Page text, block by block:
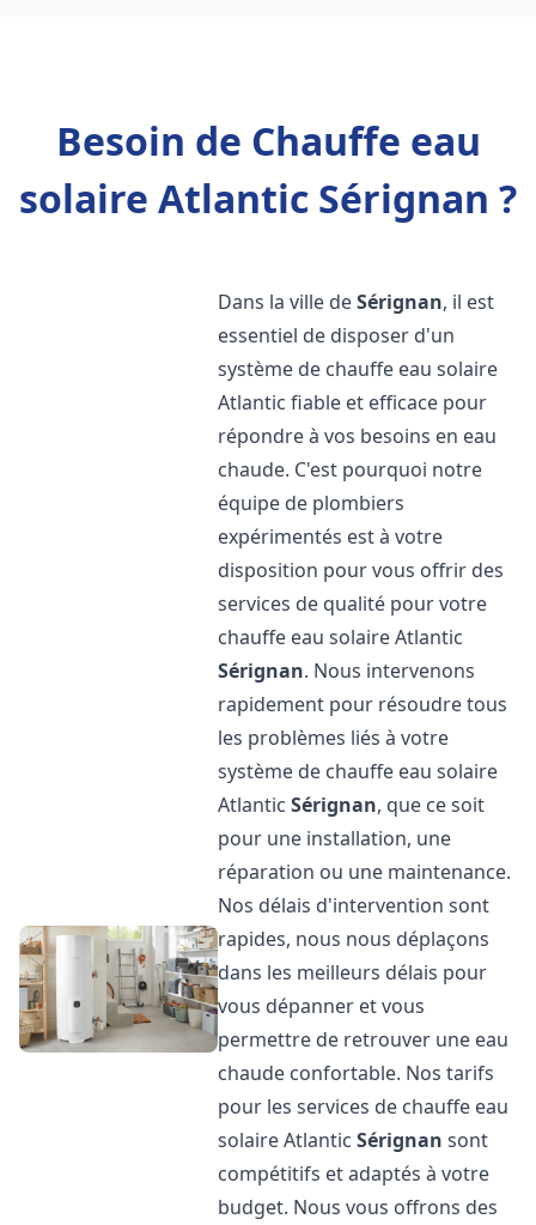
Besoin de Chauffe eau
solaire Atlantic Sérignan ?
Dans la ville deSérignan, il est
essentiel de disposer d'un
système de chauffe eau solaire
Atlantic fiable et efficace pour
répondre à vos besoins en eau
chaude. C'est pourquoi notre
équipe de plombiers
expérimentés est à votre
disposition pour vous offrir des
services de qualité pour votre
chauffe eau solaire Atlantic
Sérignan. Nous intervenons
rapidement pour résoudre tous
les problèmes liés à votre
système de chauffe eau solaire
AtlanticSérignan, que ce soit
pour une installation, une
réparation ou une maintenance.
Nos délais d'intervention sont
rapides, nous nous déplaçons
dans les meilleurs délais pour
vous dépanner et vous
permettre de retrouver une eau
chaude confortable. Nos tarifs
pour les services de chauffe eau
solaire AtlanticSérignan sont
compétitifs et adaptés à votre
budget. Nous vous offrons des